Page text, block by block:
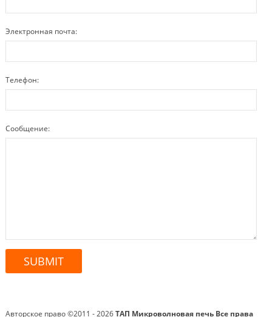
Электронная почта:
Телефон:
Сообщение:
Авторское право ©2011 - 2026ТАП Микроволновая печьВсе права